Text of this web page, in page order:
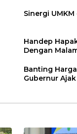
Sinergi
Handep
Dengan
Banting
Gubernur